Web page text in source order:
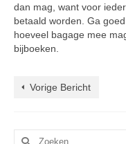
dan mag, want voor
betaald worden. Ga
hoeveel bagage mee
bijboeken.
Vorige Bericht
Zoek